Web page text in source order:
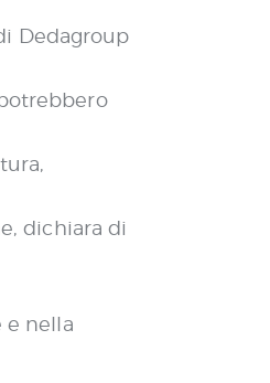
Dedagroup
dichiara di
e nella